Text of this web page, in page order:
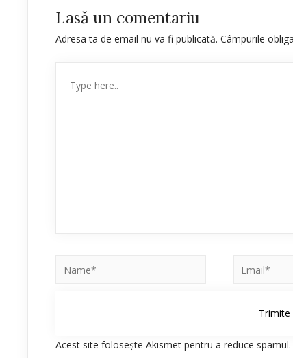
Lasă un comentariu
Adresa ta de email nu va fi publicată. Câmpurile
Acest site folosește Akismet pentru a reduce spamul.